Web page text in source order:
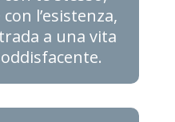
l’esistenza,
a una vita